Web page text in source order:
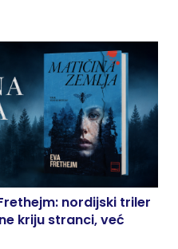
nordijski triler
kriju stranci, već